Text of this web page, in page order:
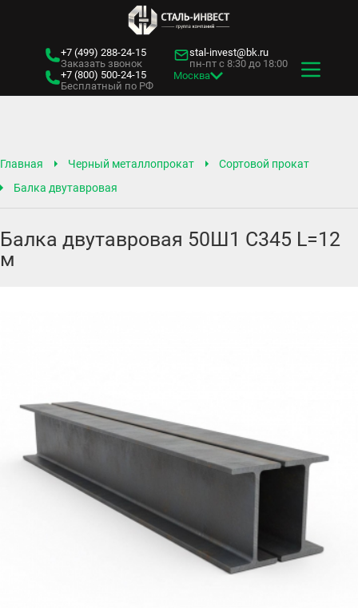
+7 (499) 288-24-15
Заказать звонок
+7 (800) 500-24-15
Бесплатный по РФ
stal-invest@bk.ru
пн-пт с 8:30 до 18:00
Москва
Главная Черный металлопрокат
Сортовой прокат
Балка двутавровая
Балка двутавровая 50Ш1 С345 L=12
м